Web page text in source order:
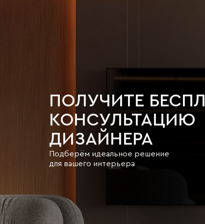
ПОЛУЧИТЕ
КОНСУЛЬТАЦИЮ
ДИЗАЙНЕРА
Подберём идеальное решение
для вашего интерьера